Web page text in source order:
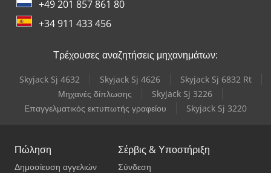
+49 201 857 861 80
+34 911 433 456
Τρέχουσες αναζητήσεις μηχανημάτων:
Skyjack Sj 4632 Skyjack Sj 4626
Skyjack Sj 6832 Rt
Μηχανές δίπλωσης
Skyjack Sj 3226
Επαγγελματικός εκτυπωτής γραφείου
Skyjack Sj 3220
Πώληση
Δημοσίευση αγγελιών
Σέρβις & Υποστήριξη
Σύνδεση